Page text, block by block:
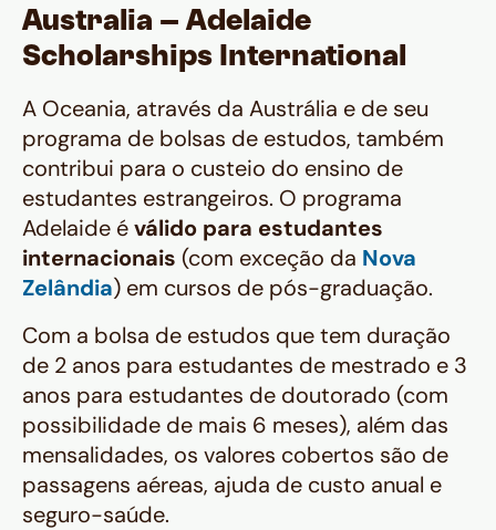
Australia – Adelaide
Scholarships International
A Oceania, através da Austrália e de seu
programa de bolsas de estudos, também
contribui para o custeio do ensino de
estudantes estrangeiros. O programa
Adelaide éválido para estudantes
internacionais (com exceção da Nova
Zelândia) em cursos de pós-graduação.
Com a bolsa de estudos que tem duração
de 2 anos para estudantes de mestrado e 3
anos para estudantes de doutorado (com
possibilidade de mais 6 meses), além das
mensalidades, os valores cobertos são de
passagens aéreas, ajuda de custo anual e
seguro-saúde.